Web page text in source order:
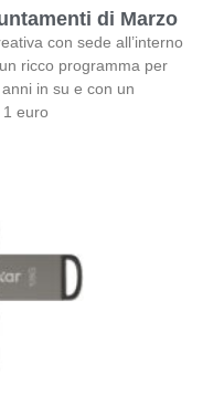
di Marzo
con sede all’interno
ricco programma per
in su e con un
1 euro